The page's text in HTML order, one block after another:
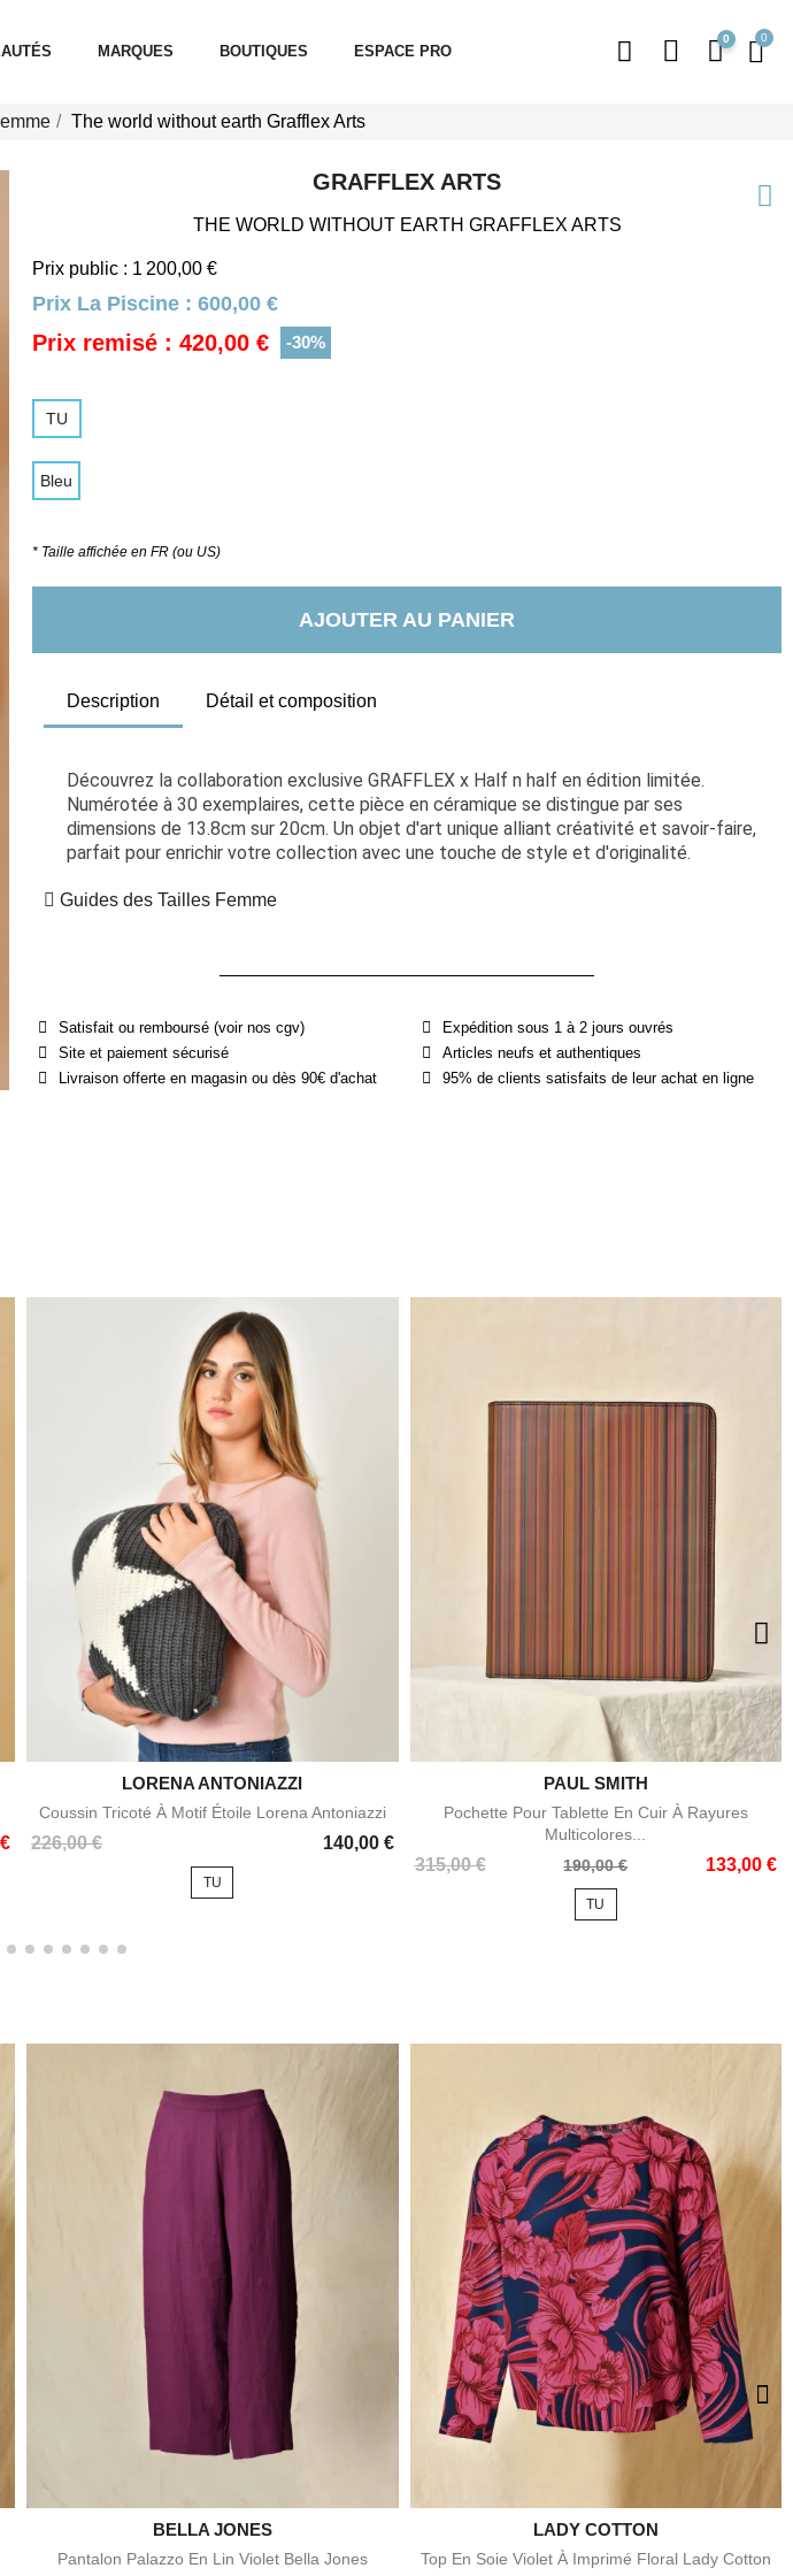
MARQUES BOUTIQUES ESPACE PRO
0
The world without earth Grafflex Arts
GRAFFLEX ARTS
THE WORLD WITHOUT EARTH GRAFFLEX ARTS
Prix public : 1 200,00 €
Prix La Piscine : 600,00 €
Prix remisé : 420,00 € -30%
TU
Bleu
* Taille affichée en FR (ou US)
AJOUTER AU PANIER
Description Détail et composition
Découvrez la collaboration exclusive GRAFFLEX x Half n half en édition limitée.
Numérotée à 30 exemplaires, cette pièce en céramique se distingue par ses
dimensions de 13.8cm sur 20cm. Un objet d'art unique alliant créativité et savoir-faire,
parfait pour enrichir votre collection avec une touche de style et d'originalité.
Guides des Tailles Femme
Satisfait ou remboursé (voir nos cgv)
Site et paiement sécurisé
Livraison offerte en magasin ou dès 90€ d'achat
Expédition sous 1 à 2 jours ouvrés
Articles neufs et authentiques
95% de clients satisfaits de leur achat en ligne
Aperçu rapide
LORENA ANTONIAZZI
Coussin Tricoté À Motif Étoile Lorena Antoniazzi
226,00 € 140,00 €
Prix
TU
Aperçu rapide
PAUL SMITH
Pochette Pour Tablette En Cuir À Rayures
Multicolores...
315,00 €
Prix
190,00 € 133,00 €
Prix
TU
Aperçu rapide
BELLA JONES
Pantalon Palazzo En Lin Violet Bella Jones
Aperçu rapide
LADY COTTON
Top En Soie Violet À Imprimé Floral Lady Cotton